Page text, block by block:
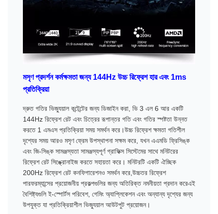
মসৃণ প্রদর্শন কর্মক্ষমতা জন্য 144Hz উচ্চ রিফ্রেশ হার এবং 1ms
প্রতিক্রিয়া
দ্রুত গতির ভিজ্যুয়াল কন্টেন্টের জন্য ডিজাইন করা, ভি 3 এল 6 আর একটি
144Hz রিফ্রেশ রেট এবং চিত্রের রূপান্তর গতি এবং গতির স্পষ্টতা উন্নত
করতে 1 এমএস প্রতিক্রিয়া সময় সমর্থন করে।উচ্চ রিফ্রেশ ক্ষমতা গতিশীল
দৃশ্যের সময় আরও মসৃণ ফ্রেম উপস্থাপনা সক্ষম করে, যখন এএমডি ফ্রিসিঙ্ক
এবং জি-সিঙ্ক সামঞ্জস্যতা সামঞ্জস্যপূর্ণ গ্রাফিক্স সিস্টেমের সাথে মনিটরের
রিফ্রেশ রেট সিঙ্ক্রোনাইজ করতে সহায়তা করে। মনিটরটি একটি ঐচ্ছিক
200Hz রিফ্রেশ রেট কনফিগারেশনও সমর্থন করে,উচ্চতর রিফ্রেশ
পারফরম্যান্সের প্রয়োজনীয় প্রকল্পগুলির জন্য অতিরিক্ত নমনীয়তা প্রদান করেএই
বৈশিষ্ট্যগুলি ই-স্পোর্টস পরিবেশ, গেমিং অ্যাপ্লিকেশন এবং অন্যান্য দৃশ্যের জন্য
উপযুক্ত যা প্রতিক্রিয়াশীল ভিজ্যুয়াল আউটপুট প্রয়োজন।